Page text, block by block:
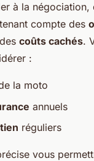
à la négociation,
compte des
coûts cachés.
:
la moto
annuels
réguliers
vous